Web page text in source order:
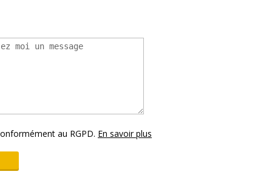
au RGPD. En savoir plus